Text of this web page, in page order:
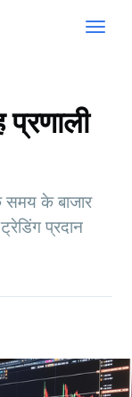
के बाजार
प्रदान